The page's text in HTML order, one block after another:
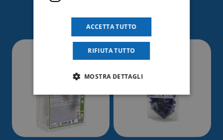
interessare
ACCETTA TUTTO
RIFIUTA TUTTO
MOSTRA DETTAGLI